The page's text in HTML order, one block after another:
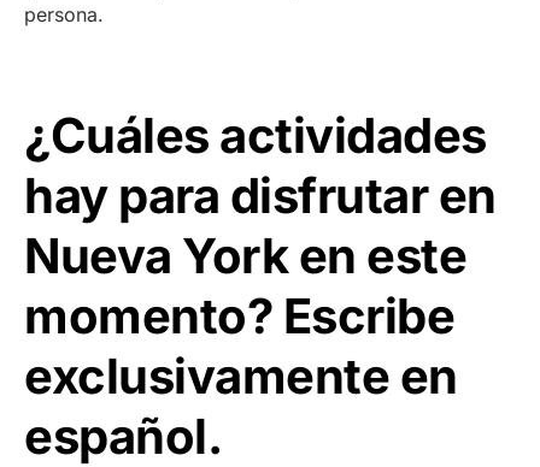
persona.
¿Cuáles actividades
hay para disfrutar en
Nueva York en este
momento? Escribe
exclusivamente en
español.